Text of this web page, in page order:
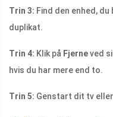
Trin 3: Find den enhed,
duplikat.
Trin 4: Klik på Fjerneved
hvis du har mere end to.
Trin 5: Genstart dit tv